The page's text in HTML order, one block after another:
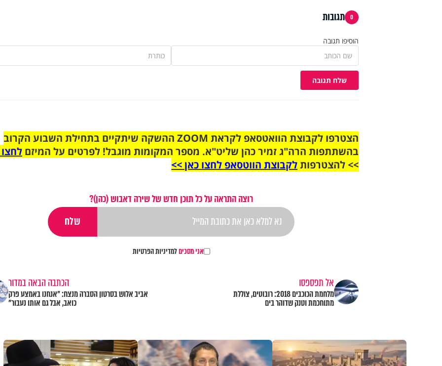
0 תגובות
הוסיפו תגובה
שלח תגובה
הצטרפו לקבוצת הוואטסאפ לקראת ZOOM ההשקה שיתקיים בתחילת השבוע הקרוב
בהשתתפות הרה"ג זמיר כהן שליט"א. מספר המקומות מוגבל! לפרטים על המיזם
>> להצטרפותלקבוצת הווטסאפ לחצו כאן >>
רוצה התראה על כל תוכן חדש של שירה דאבוש (כהן)?
אני מסכיםלמדיניות הפרטיות
אל תפספסו
מלחמת הכוכבים 2018: רובוטים, צוללת
מתוחכמת וטנק שדוהר בים
הכתבה הבאה במדור
אביב אלוש בסרטון הסברה מנצח: "אנחנו באמצע פרק
כואב, אבל גם אותו נעבור"